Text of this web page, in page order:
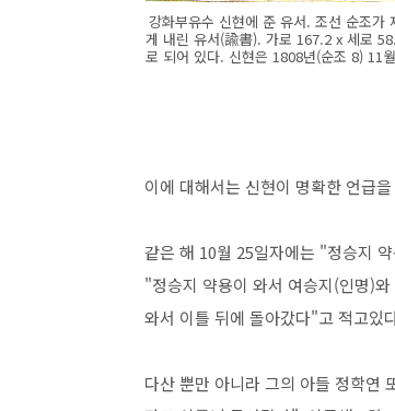
강화부유수 신현에 준 유서. 조선 순조
게 내린 유서(諭書). 가로 167.2 x 세로
로 되어 있다. 신현은 1808년(순조 8) 11
이에 대해서는 신현이 명확한 언급
같은 해 10월 25일자에는 "정승지
"정승지 약용이 와서 여승지(인명)
와서 이틀 뒤에 돌아갔다"고 적고있
다산 뿐만 아니라 그의 아들 정학연